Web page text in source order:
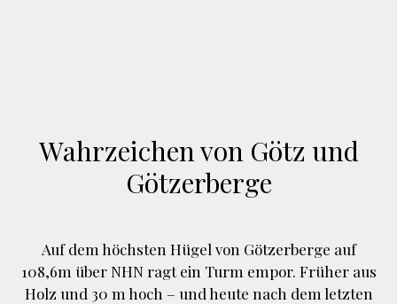
Wahrzeichen von Götz und
Götzerberge
Auf dem höchsten Hügel von Götzerberge auf
108,6m über NHN ragt ein Turm empor. Früher aus
Holz und 30 m hoch – und heute nach dem letzten